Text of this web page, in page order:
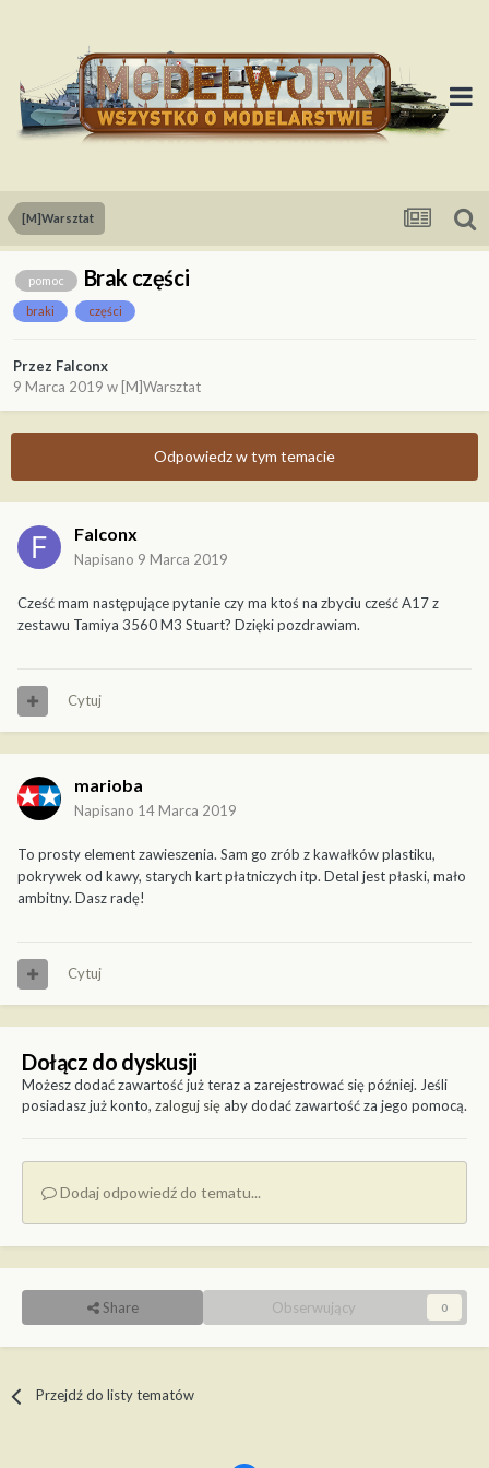
[M]Warsztat
pomoc Brak części
braki części
Przez Falconx
9 Marca 2019 w [M]Warsztat
Odpowiedz w tym temacie
Falconx
Napisano 9 Marca 2019
Cześć mam następujące pytanie czy ma ktoś na zbyciu cześć A17 z
zestawu Tamiya 3560 M3 Stuart? Dzięki pozdrawiam.
Cytuj
marioba
Napisano 14 Marca 2019
To prosty element zawieszenia. Sam go zrób z kawałków plastiku,
pokrywek od kawy, starych kart płatniczych itp. Detal jest płaski, mało
ambitny. Dasz radę!
Cytuj
Dołącz do dyskusji
Możesz dodać zawartość już teraz a zarejestrować się później. Jeśli
posiadasz już konto, zaloguj sięaby dodać zawartość za jego pomocą.
Dodaj odpowiedź do tematu...
Share Obserwujący 0
Przejdź do listy tematów